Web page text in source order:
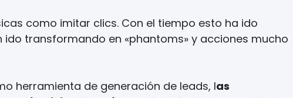
como imitar clics. Con el tiempo esto ha ido
transformando en «phantoms» y acciones mucho
herramienta de generación de leads, las